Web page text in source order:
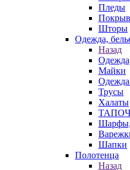
Пледы
Шторы
Одежда,
Назад
Майки
Одежда
Трусы
Халаты
Шарфы,
Шапки
Полотенца
Назад